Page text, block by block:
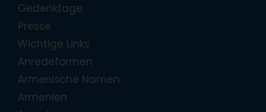
Gedenktage
Presse
Wichtige Links
Anredeformen
Armenische Namen
Armenien